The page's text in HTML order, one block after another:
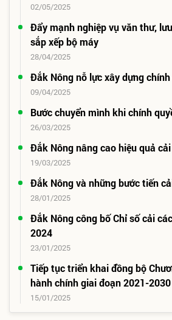
02/05/2025
Đẩy mạnh nghiệp vụ văn thư,
sắp xếp bộ máy
28/04/2025
Đắk Nông nỗ lực xây dựng
09/04/2025
Bước chuyển mình khi chính
26/03/2025
Đắk Nông nâng cao hiệu quả
19/03/2025
Đắk Nông và những bước tiến
28/01/2025
Đắk Nông công bố Chỉ số cải
2024
23/01/2025
Tiếp tục triển khai đồng bộ
hành chính giai đoạn 2021-2030
15/01/2025